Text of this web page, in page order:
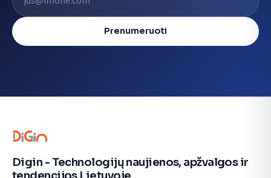
Prenumeruoti
Digin - Technologijų naujienos, apžvalgos ir